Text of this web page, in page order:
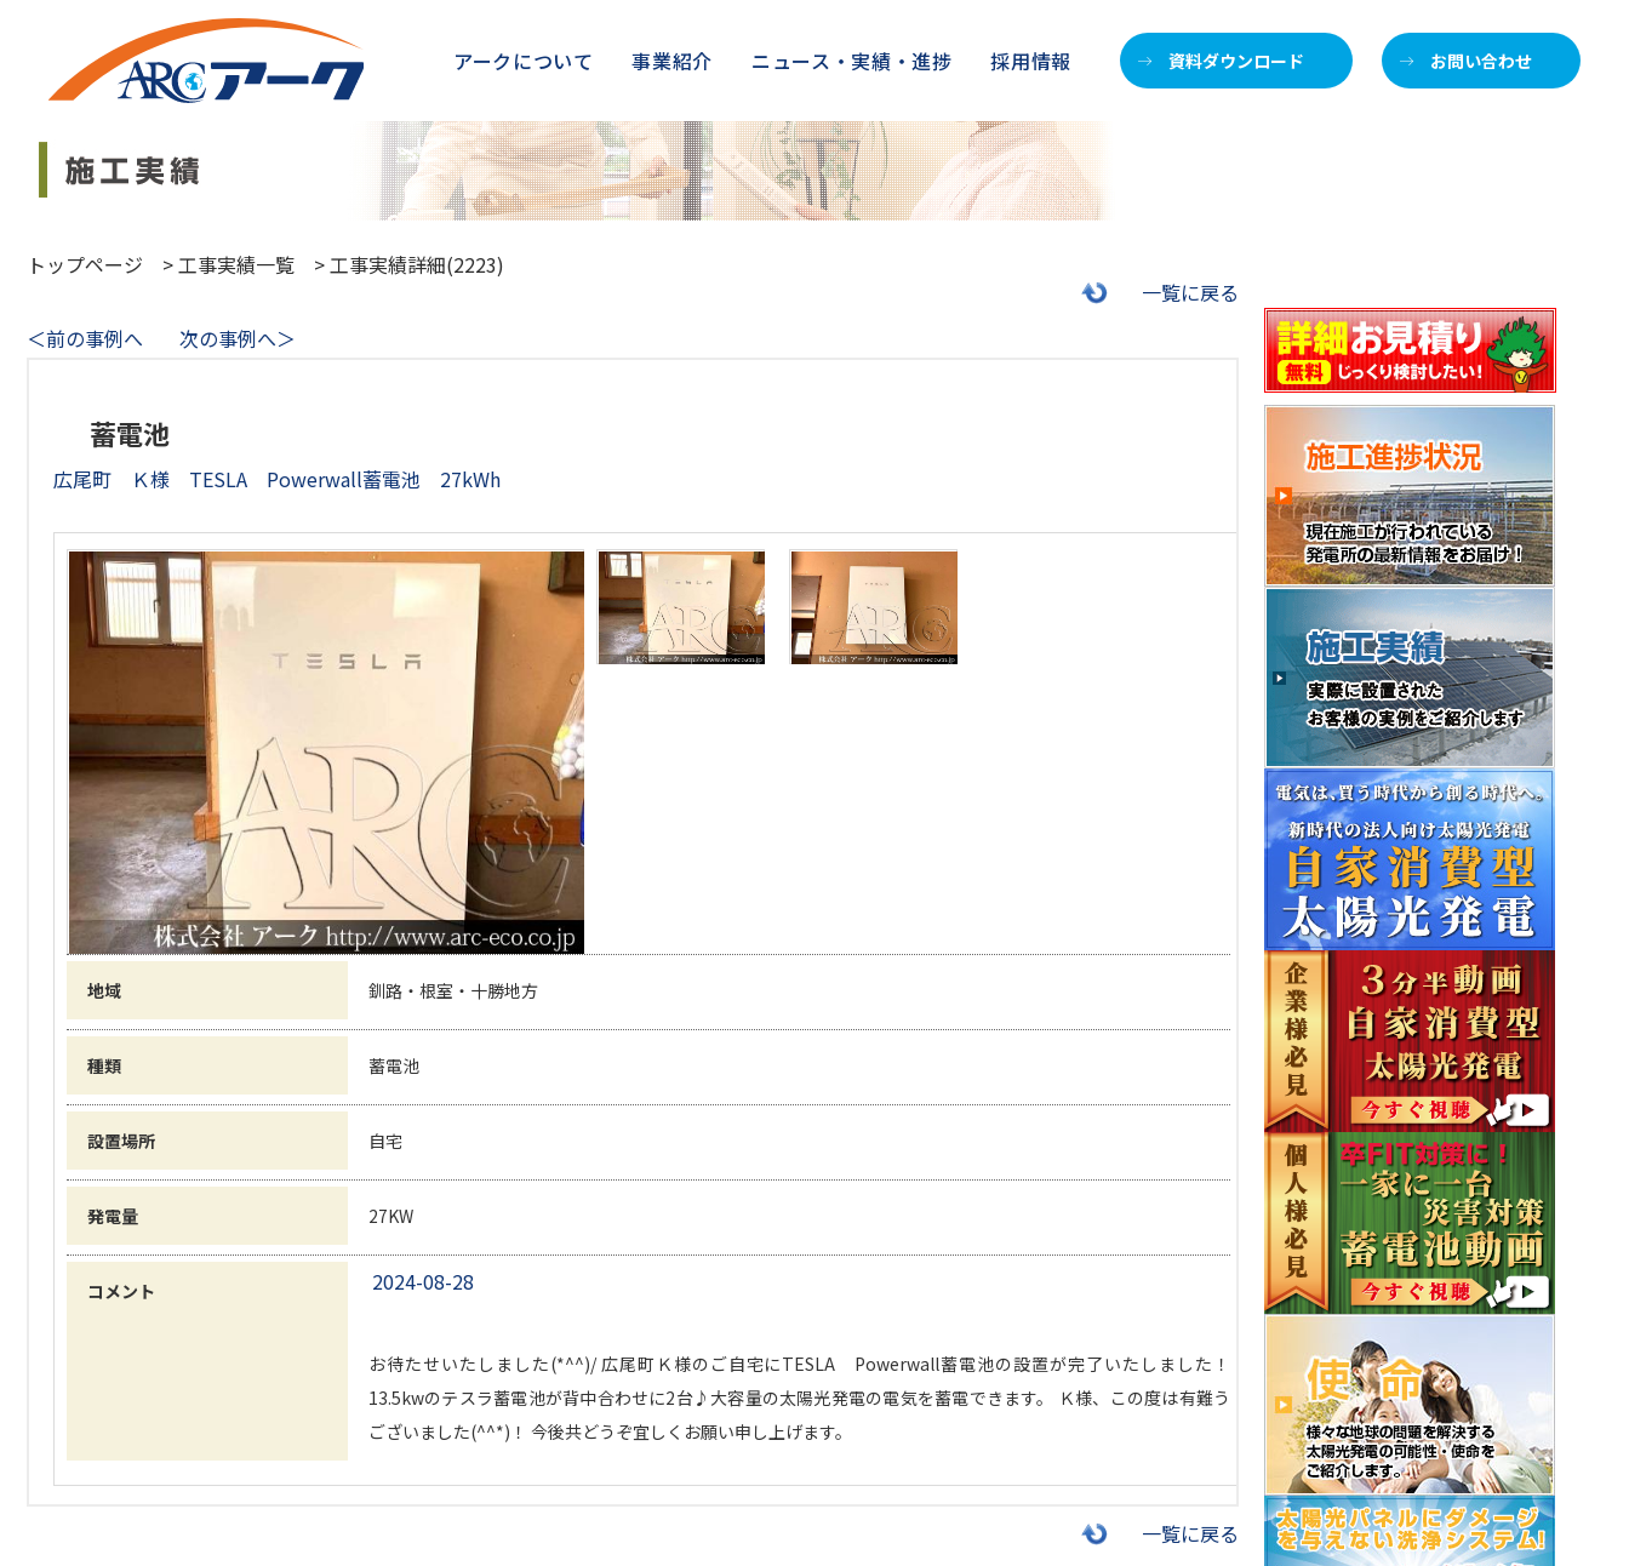
アークについて 事業紹介 ニュース・実績・進捗 採用情報 資料ダウンロード お問い合わせ
トップページ >工事実績一覧 >工事実績詳細(2223)
一覧に戻る
＜前の事例へ
次の事例へ＞
蓄電池
広尾町 Ｋ様 TESLA Powerwall蓄電池 27kWh
地域 釧路・根室・十勝地方
種類 蓄電池
設置場所 自宅
発電量 27KW
コメント 2024-08-28
お待たせいたしました(*^^)/ 広尾町Ｋ様のご自宅にTESLA Powerwall蓄電池の設置が完了いたしました！
13.5kwのテスラ蓄電池が背中合わせに2台♪大容量の太陽光発電の電気を蓄電できます。 Ｋ様、この度は有難う
ございました(^^*)！ 今後共どうぞ宜しくお願い申し上げます。
一覧に戻る